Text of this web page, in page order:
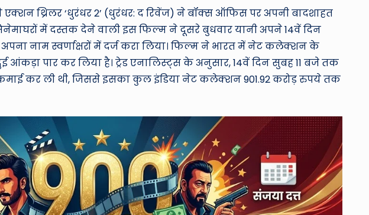
d
एक्शन थ्रिलर ‘धुरंधर 2’ (धुरंधर: द रिवेंज) ने बॉक्स ऑफिस पर अपनी बादशाहत
में दस्तक देने वाली इस फिल्म ने दूसरे बुधवार यानी अपने 14वें दिन
नाम स्वर्णाक्षरों में दर्ज करा लिया। फिल्म ने भारत में नेट कलेक्शन के
आंकड़ा पार कर लिया है। ट्रेड एनालिस्ट्स के अनुसार, 14वें दिन सुबह 11 बजे तक
कर ली थी, जिससे इसका कुल इंडिया नेट कलेक्शन 901.92 करोड़ रुपये तक